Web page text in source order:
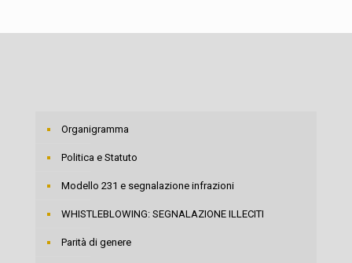
Organigramma
Politica e Statuto
Modello 231 e segnalazione infrazioni
WHISTLEBLOWING: SEGNALAZIONE ILLECITI
Parità di genere